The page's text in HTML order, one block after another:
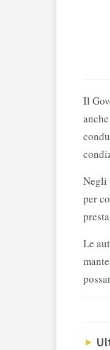
Il
Negli
per
Le